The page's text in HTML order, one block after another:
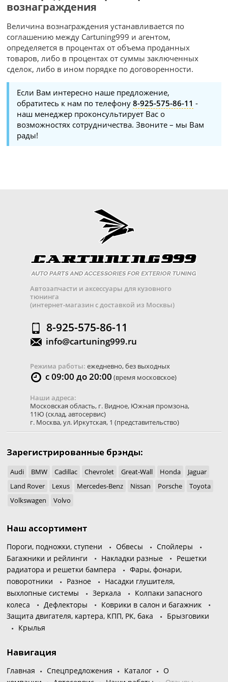
вознаграждения
Величина вознаграждения устанавливается по
соглашению между Cartuning999 и агентом,
определяется в процентах от объема проданных
товаров, либо в процентах от суммы заключенных
сделок, либо в ином порядке по договоренности.
Если Вам интересно наше предложение,
обратитесь к нам по телефону8-925-575-86-11 -
наш менеджер проконсультирует Вас о
возможностях сотрудничества. Звоните – мы Вам
рады!
Автозапчасти и аксессуары для кузовного
тюнинга
(интернет-магазин с доставкой из Москвы)
8-925-575-86-11
info@cartuning999.ru
Режима работы: ежедневно, без выходных
с 09:00 до 20:00 (время московское)
Наши адреса:
Московская область, г. Видное, Южная промзона,
11Ю (склад, автосервис)
г. Москва,ул. Иркутская, 1 (представительство)
Зарегистрированные брэнды:
Audi BMW Cadillac Chevrolet Great-Wall Honda
Jaguar
Land Rover
Lexus Mercedes-Benz Nissan Porsche
Toyota
Volkswagen
Volvo
Наш ассортимент
Пороги, подножки, ступени Обвесы
Спойлеры
Багажники и рейлинги
Накладки разные
Решетки
радиатора и решетки бампера
Фары, фонари,
поворотники
Разное
Насадки глушителя,
выхлопные системы
Зеркала
Колпаки запасного
колеса
Дефлекторы
Коврики в салон и багажник
Защита двигателя, картера, КПП, РК, бака
Брызговики
Крылья
Навигация
Главная Спецпредложения Каталог
О